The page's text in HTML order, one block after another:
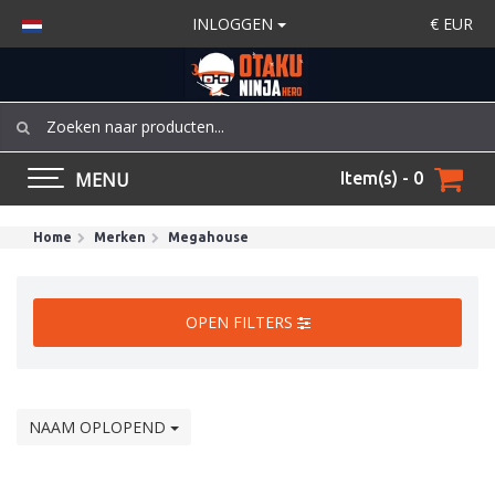
INLOGGEN € EUR
MENU Item(s) - 0
Home Merken Megahouse
OPEN FILTERS
NAAM OPLOPEND